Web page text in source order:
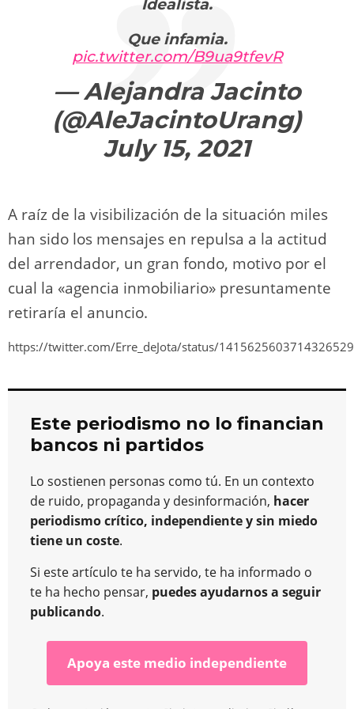
Idealista.
Que infamia.
pic.twitter.com/B9ua9tfevR
— Alejandra Jacinto
(@AleJacintoUrang)
July 15, 2021
A raíz de la visibilización de la situación miles
han sido los mensajes en repulsa a la actitud
del arrendador, un gran fondo, motivo por el
cual la «agencia inmobiliario» presuntamente
retiraría el anuncio.
https://twitter.com/Erre_deJota/status/1415625603714326529
Este periodismo no lo financian
bancos ni partidos
Lo sostienen personas como tú. En un contexto
de ruido, propaganda y desinformación, hacer
periodismo crítico, independiente y sin miedo
tiene un coste.
Si este artículo te ha servido, te ha informado o
te ha hecho pensar, puedes ayudarnos a seguir
publicando.
Apoya este medio independiente